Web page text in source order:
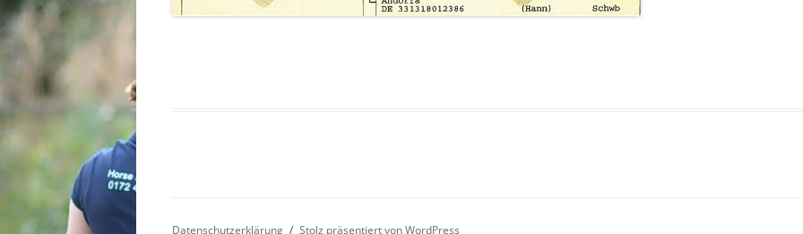
Datenschutzerklärung Stolz präsentiert von WordPress